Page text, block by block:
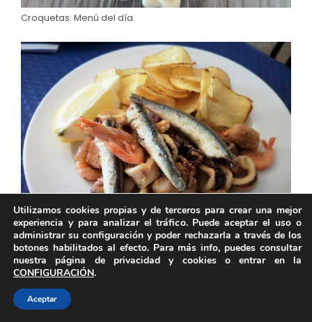
Croquetas. Menú del día.
Fritura. Menú del día.
Utilizamos cookies propias y de terceros para crear una mejor
experiencia y para analizar el tráfico. Puede aceptar el uso o
administrar su configuración y poder rechazarla a través de los
botones habilitados al efecto. Para más info, puedes consultar
nuestra página de privacidad y cookies o entrar en la
CONFIGURACIÓN.
Aceptar